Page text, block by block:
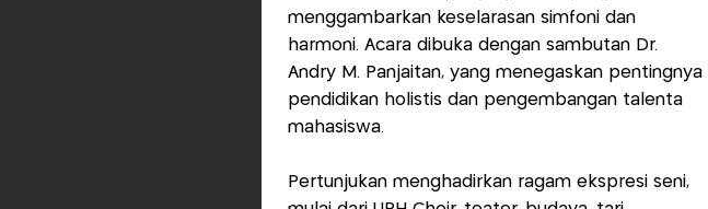
menggambarkan keselarasan simfoni dan
harmoni. Acara dibuka dengan sambutan Dr.
Andry M. Panjaitan, yang menegaskan pentingnya
pendidikan holistis dan pengembangan talenta
mahasiswa.
Pertunjukan menghadirkan ragam ekspresi seni,